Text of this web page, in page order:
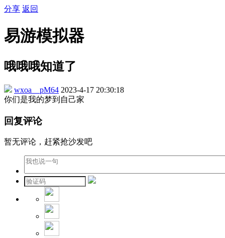
分享 返回
易游模拟器
哦哦哦知道了
wxoa__pM64 2023-4-17 20:30:18
你们是我的梦到自己家
回复评论
暂无评论，赶紧抢沙发吧